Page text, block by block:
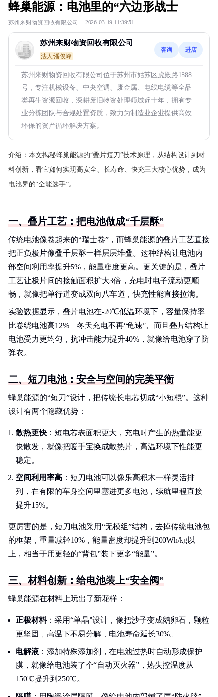
蜂巢能源：电池里的“六边形战士
苏州来财物资回收有限公司 · 2026-03-19 11:39:51
苏州来财物资回收有限公司
法人:潘俊峰
咨询 进店
苏州来财物资回收有限公司位于苏州市姑苏区虎殿路1888
号，专注机械设备、中央空调、废金属、电线电缆等全品
类再生资源回收，深耕废旧物资处理领域近十年，拥有专
业分拣团队与合规处置资质，致力为制造业企业提供高效
环保的资产循环解决方案。
介绍： 本文揭秘蜂巢能源的“叠片短刀”技术原理，从结构设计到材
料创新，看它如何实现高安全、长寿命、快充三大核心优势，成为
电池界的“全能选手”。
一、叠片工艺：把电池做成“千层酥”
传统电池像卷起来的“瑞士卷”，而蜂巢能源的叠片工艺直接
把正负极片像叠千层酥一样层层堆叠。这种结构让电池内
部空间利用率提升5%，能量密度更高。更关键的是，叠片
工艺让极片间的接触面积扩大3倍，充电时电子流动更顺
畅，就像把单行道变成双向八车道，快充性能直接拉满。
实验数据显示，叠片电池在-20℃低温环境下，容量保持率
比卷绕电池高12%，冬天充电不再“龟速”。而且叠片结构让
电池受力更均匀，抗冲击能力提升40%，就像给电池穿了防
弹衣。
二、短刀电池：安全与空间的完美平衡
蜂巢能源的“短刀”设计，把传统长电芯切成“小短棍”。这种
设计有两个隐藏优势：
散热更快 ：短电芯表面积更大，充电时产生的热量能更
快散发，就像把暖手宝换成散热片，高温环境下性能更
稳定。
空间利用率高 ：短刀电池可以像乐高积木一样灵活排
列，在有限的车身空间里塞进更多电池，续航里程直接
提升15%。
更厉害的是，短刀电池采用“无模组”结构，去掉传统电池包
的框架，重量减轻10%，能量密度却提升到200Wh/kg以
上，相当于用更轻的“背包”装下更多“能量”。
三、材料创新：给电池装上“安全阀”
蜂巢能源在材料上玩出了新花样：
正极材料：采用“单晶”设计，像把沙子变成鹅卵石，颗粒
更坚固，高温下不易分解，电池寿命延长30%。
电解液 ：添加特殊添加剂，在电池过热时自动形成保护
膜，就像给电池装了个“自动灭火器”，热失控温度从
150℃提升到250℃。